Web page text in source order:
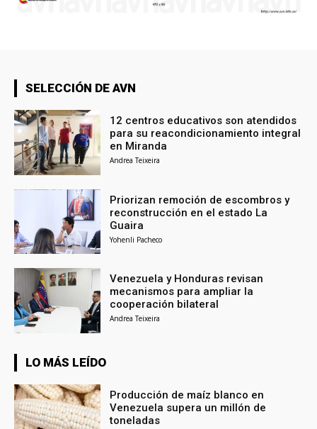
SELECCIÓN DE AVN
12 centros educativos son atendidos
para su reacondicionamiento integral
en Miranda
Andrea Teixeira
Priorizan remoción de escombros y
reconstrucción en el estado La
Guaira
Yohenli Pacheco
Venezuela y Honduras revisan
mecanismos para ampliar la
cooperación bilateral
Andrea Teixeira
LO MÁS LEÍDO
Producción de maíz blanco en
Venezuela supera un millón de
toneladas